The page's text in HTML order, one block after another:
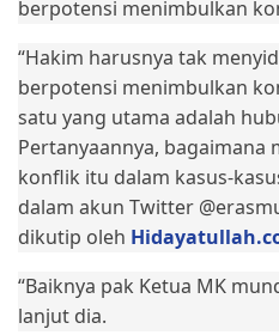
berpotensi menimbulkan
“Hakim harusnya tak
berpotensi menimbulkan
satu yang utama adalah
Pertanyaannya,
konflik itu dalam kasus-
dalam akun Twitter
dikutip oleh
“Baiknya pak Ketua MK
lanjut dia.